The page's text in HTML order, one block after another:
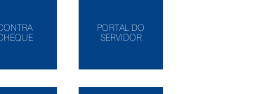
PORTAL DO
SERVIDOR